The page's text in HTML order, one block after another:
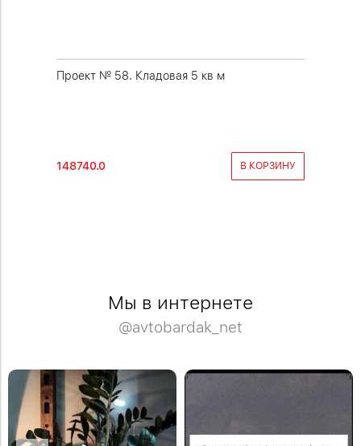
Проект № 58. Кладовая 5 кв м
148740.0 В КОРЗИНУ
Мы в интернете
@avtobardak_net